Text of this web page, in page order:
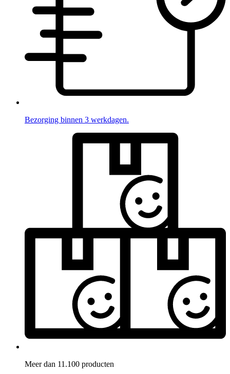
Bezorging binnen 3 werkdagen.
Meer dan 11.100 producten